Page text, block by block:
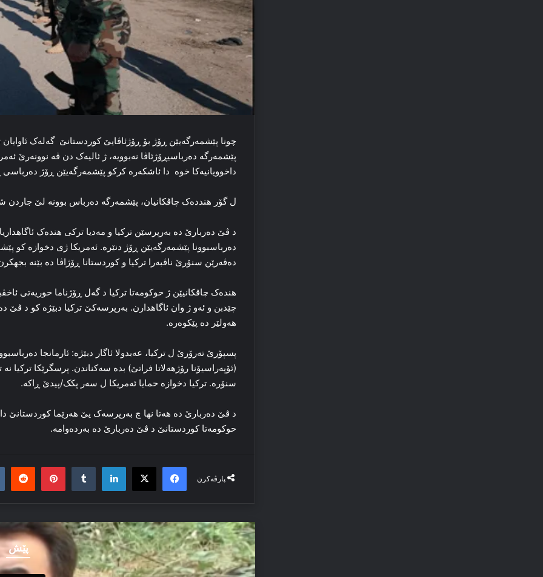
چونا پێشمه‌رگه‌یێن ڕۆژ بۆ ڕۆژئاڤایێ كوردستانێ گه‌له‌ک
پێشمه‌رگه‌ ده‌رباسیڕۆژئاڤا نه‌بوویه‌، ژ ئالیه‌ک دن ڤە
داخوویانیه‌کا خوە دا ئاشكەرە كرکو پێشمه‌رگه‌یێن ڕۆژ ده‌رباسی
ل گۆر هندده‌ک چاڤکانیان، پێشمه‌رگه‌ ده‌رباس بوونه‌ لێ جاردن
د ڤێ ده‌ربارێ ده‌ به‌رپرسێن ترکیا و مه‌دیا ترکی هنده‌ک
ده‌رباسبوونا پێشمه‌رگه‌یێن ڕۆژ دنێره‌. ئەمریکا ژی دخوازه‌ کو
ده‌ڤه‌رێن سنۆرێ ناڤبه‌را ترکیا و کوردستانا ڕۆژاڤا ده‌ بێنه‌
هنده‌ک چاڤکانیێن ژ حوکومه‌تا ترکیا د گه‌ل ڕۆژناما حوریه‌تی
چێدبن و ئه‌و ژ وان ئاگاهدارن. به‌رپرسه‌کێ ترکیا دبێژە كو د ڤێ
هه‌ولێر ده‌ پێکوه‌رە.
پسپۆرێ ته‌رۆرێ ل ترکیا، عەبدولا ئاگار دبێژه‌: ئارمانجا
(ئۆپەراسیۆنا رۆژھەلاتا فراتێ) بده‌ سه‌کناندن. پرسگرێکا
سنۆره‌. ترکیا دخوازه‌ حمایا ئەمریكا ل سه‌ر پکک/پیدێ ڕاکه‌.
د ڤێ ده‌ربارێ ده‌ هه‌تا نها چ به‌رپرسه‌ک یێ هه‌رێما کوردستانێ
حوکومه‌تا کوردستانێ د ڤێ ده‌ربارێ ده‌ به‌رده‌وامه‌.
پارڤەکرن
Facebook
X
LinkedIn
Tumblr
پێش